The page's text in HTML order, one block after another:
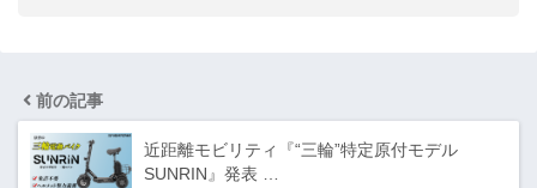
前の記事
近距離モビリティ『“三輪”特定原付モデル
SUNRIN』発表 …